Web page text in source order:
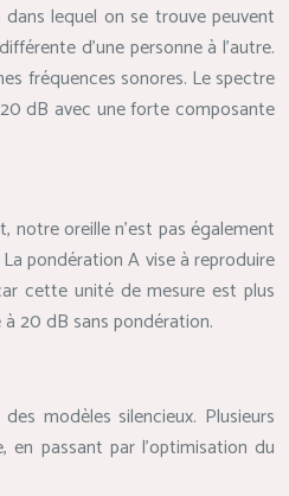
lequel on se trouve peuvent
d’une personne à l’autre.
fréquences sonores. Le spectre
dB avec une forte composante
notre oreille n’est pas également
pondération A vise à reproduire
cette unité de mesure est plus
20 dB sans pondération.
modèles silencieux. Plusieurs
passant par l’optimisation du